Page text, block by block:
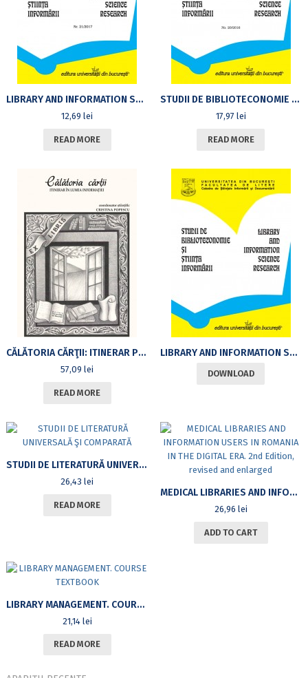
LIBRARY AND INFORMATION SCIENCE RESEARCH, 21 / 2017
12,69lei
READ MORE
STUDII DE BIBLIOTECONOMIE ŞI ŞTIINŢA INFORMĂRII, NR. 20/2016
17,97 lei
READ MORE
CĂLĂTORIA CĂRŢII: ITINERAR PRIN LUMEA INFORMAŢIEI
57,09lei
READ MORE
LIBRARY AND INFORMATION SCIENCE RESEARCH, NO. 19/2015
DOWNLOAD
STUDII DE LITERATURĂ UNIVERSALĂ ŞI COMPARATĂ
26,43lei
READ MORE
MEDICAL LIBRARIES AND INFORMATION USERS IN ROMANIA IN THE DIGITAL ERA. 2ND EDITION, REVISED AND ENLARGED
26,96 lei
ADD TO CART
LIBRARY MANAGEMENT. COURSE TEXTBOOK
21,14 lei
READ MORE